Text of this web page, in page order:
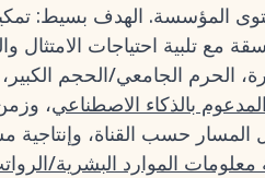
المؤسسة. الهدف بسيط:
تلبية احتياجات الامتثال
الحرم الجامعي/الحجم
بالذكاء الاصطناعي،
المسار حسب القناة،
معلومات الموارد البشرية/